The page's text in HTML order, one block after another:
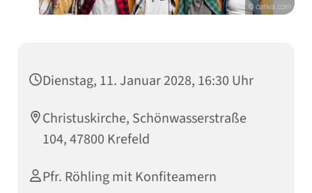
© canva.com
Dienstag, 11. Januar 2028, 16:30 Uhr
Christuskirche, Schönwasserstraße
104, 47800 Krefeld
Pfr. Röhling mit Konfiteamern